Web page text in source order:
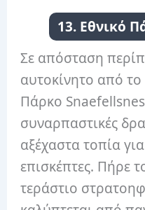
13. Εθνικό
Σε απόσταση
αυτοκίνητο από το
Πάρκο Snaefellsnes
συναρπαστικές
αξέχαστα τοπία
επισκέπτες. Πήρε
τεράστιο